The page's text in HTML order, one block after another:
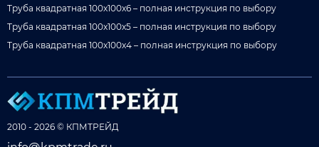
Труба квадратная 100x100x6 – полная инструкция по выбору
Труба квадратная 100x100x5 – полная инструкция по выбору
Труба квадратная 100x100x4 – полная инструкция по выбору
2010 - 2026 © КПМТРЕЙД